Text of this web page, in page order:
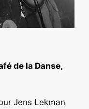
de la Danse,
Jens Lekman